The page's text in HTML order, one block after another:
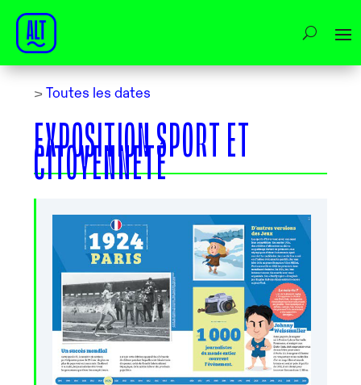
> Toutes les dates
EXPOSITION SPORT ET
CITOYENNETÉ